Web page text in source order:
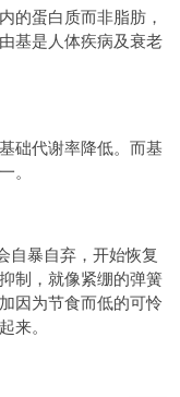
蛋白质而非脂肪，
基是人体疾病及衰老
代谢率降低。而基
。
暴自弃，开始恢复
制，就像紧绷的弹簧
因为节食而低的可怜
来。